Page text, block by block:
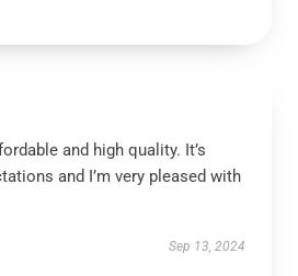
and high quality. It’s
and I’m very pleased with
Sep 13, 2024